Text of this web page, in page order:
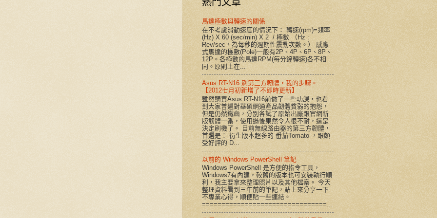
馬達極數與轉速的關係
在不考慮滑動速度的情況下： 轉速(rpm)=頻率
(Hz) X 60 (sec/min) X 2 / 極數 （Hz :
Rev/sec，為每秒的週期性震動次數。） 感應
式馬達的極數(Pole)一般有2P、4P、6P、8P、
12P。各極數的馬達RPM(每分鐘轉速)各不相
同。原則上在...
Asus RT-N16 刷第三方韌體，我的步驟。
【2012七月初新增了不即時更新】
雖然購買Asus RT-N16前做了一些功課，也看
到大家普遍對華碩網通產品韌體貧弱的抱怨，
但是仍然鐵齒，分別各試了原始出廠跟官網新
版韌體一番，使用過後果然令人很不耐，還是
決定刷機了。 目前無線路由器的第三方韌體，
首選是： 衍生版本超多的 番茄Tomato ，跟頗
受好評的 D...
以前的 Windows PowerShell 筆記
Windows PowerShell 是方便的指令工具，
Windows7有內建，較舊的版本也可安裝執行順
利，我主要拿來整理照片以及其他檔案。 今天
整理資料看到三年前的筆記，貼上來分享一下
不專業心得，順便貼一些連結。
================================...